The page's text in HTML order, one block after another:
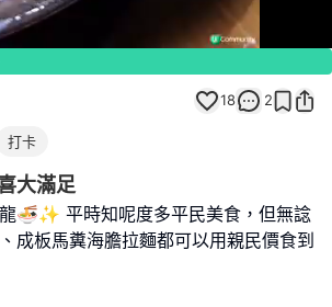
100.00%
18 2
打卡
大滿足
🍜✨ 平時知呢度多平民美食，但無諗
成板馬糞海膽拉麵都可以用親民價食到